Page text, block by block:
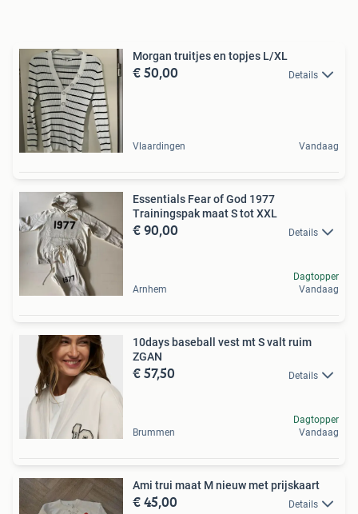
Morgan truitjes en topjes L/XL
€ 50,00 Details
Vlaardingen Vandaag
Essentials Fear of God 1977
Trainingspak maat S tot XXL
€ 90,00 Details
Arnhem
Dagtopper
Vandaag
10days baseball vest mt S valt ruim
ZGAN
€ 57,50 Details
Brummen
Dagtopper
Vandaag
Ami trui maat M nieuw met prijskaart
€ 45,00 Details